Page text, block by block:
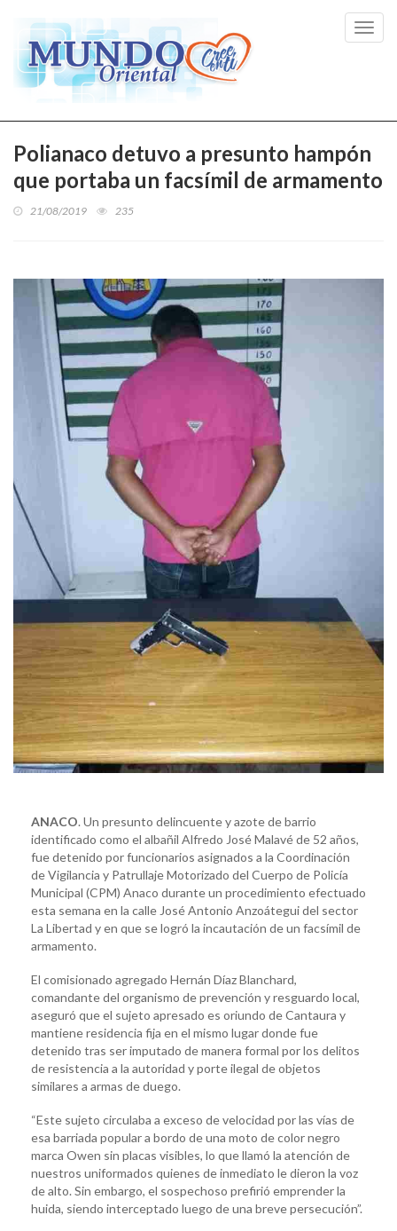
Polianaco detuvo a presunto hampón
que portaba un facsímil de armamento
21/08/2019 235
ANACO. Un presunto delincuente y azote de barrio
identificado como el albañil Alfredo José Malavé de 52 años,
fue detenido por funcionarios asignados a la Coordinación
de Vigilancia y Patrullaje Motorizado del Cuerpo de Policía
Municipal (CPM) Anaco durante un procedimiento efectuado
esta semana en la calle José Antonio Anzoátegui del sector
La Libertad y en que se logró la incautación de un facsímil de
armamento.
El comisionado agregado Hernán Díaz Blanchard,
comandante del organismo de prevención y resguardo local,
aseguró que el sujeto apresado es oriundo de Cantaura y
mantiene residencia fija en el mismo lugar donde fue
detenido tras ser imputado de manera formal por los delitos
de resistencia a la autoridad y porte ilegal de objetos
similares a armas de duego.
“Este sujeto circulaba a exceso de velocidad por las vías de
esa barriada popular a bordo de una moto de color negro
marca Owen sin placas visibles, lo que llamó la atención de
nuestros uniformados quienes de inmediato le dieron la voz
de alto. Sin embargo, el sospechoso prefirió emprender la
huida, siendo interceptado luego de una breve persecución”.